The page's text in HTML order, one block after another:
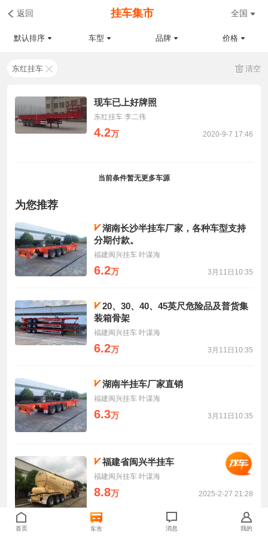
返回 挂车集市 全国
默认排序 车型 品牌 价格
东红挂车 清空
现车已上好牌照
东红挂车 李二伟
4.2万 2020-9-7 17:46
当前条件暂无更多车源
为您推荐
湖南长沙半挂车厂家，各种车型支持
分期付款。
福建闽兴挂车 叶谋海
6.2万 3月11日10:35
20、30、40、45英尺危险品及普货集
装箱骨架
福建闽兴挂车 叶谋海
6.2万 3月11日10:35
湖南半挂车厂家直销
福建闽兴挂车 叶谋海
6.3万 3月11日10:35
福建省闽兴半挂车
福建闽兴挂车 叶谋海
8.8万 2025-2-27 21:28
首页 车市 消息 我的